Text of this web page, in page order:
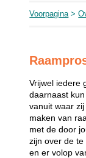
Voorpagina>
Vrijwel iedere
daarnaast
vanuit waar
maken van
met de door
zijn over de
en er volop